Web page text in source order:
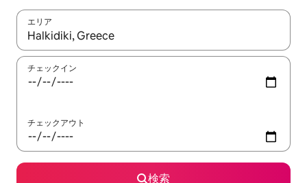
エリア
検索結果が表示されたら、上下の矢印キーを使って移動するか
チェックイン
チェックアウト
検索